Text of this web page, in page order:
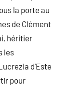
la porte au
de Clément
héritier
les
d’Este
pour